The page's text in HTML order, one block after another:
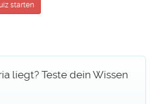
starten
liegt? Teste dein Wissen